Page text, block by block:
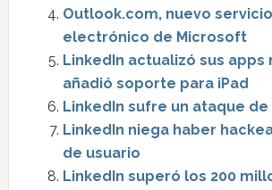
Outlook.com, nuevo
electrónico de Microsoft
LinkedIn actualizó sus apps
añadió soporte para iPad
LinkedIn sufre un ataque de
LinkedIn niega haber
de usuario
LinkedIn superó los 200